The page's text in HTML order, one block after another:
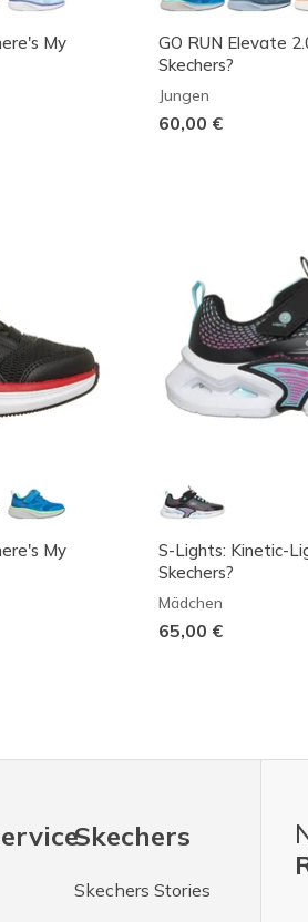
My
GO RUN Elevate
Skechers?
Jungen
60,00 €
My
S-Lights: Kinetic-
Skechers?
Mädchen
65,00 €
Skechers
Skechers Stories